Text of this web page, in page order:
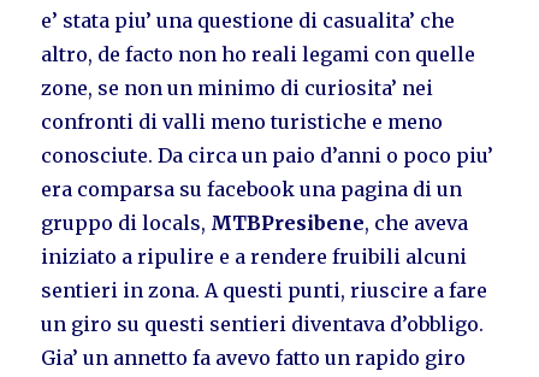
e’ stata piu’ una questione di casualita’ che
altro, de facto non ho reali legami con quelle
zone, se non un minimo di curiosita’ nei
confronti di valli meno turistiche e meno
conosciute. Da circa un paio d’anni o poco piu’
era comparsa su facebook una pagina di un
gruppo di locals, MTBPresibene, che aveva
iniziato a ripulire e a rendere fruibili alcuni
sentieri in zona. A questi punti, riuscire a fare
un giro su questi sentieri diventava d’obbligo.
Gia’ un annetto fa avevo fatto un rapido giro